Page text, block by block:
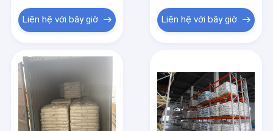
Các sản phẩm
Liên hệ với bây giờ Liên hệ với bây giờ